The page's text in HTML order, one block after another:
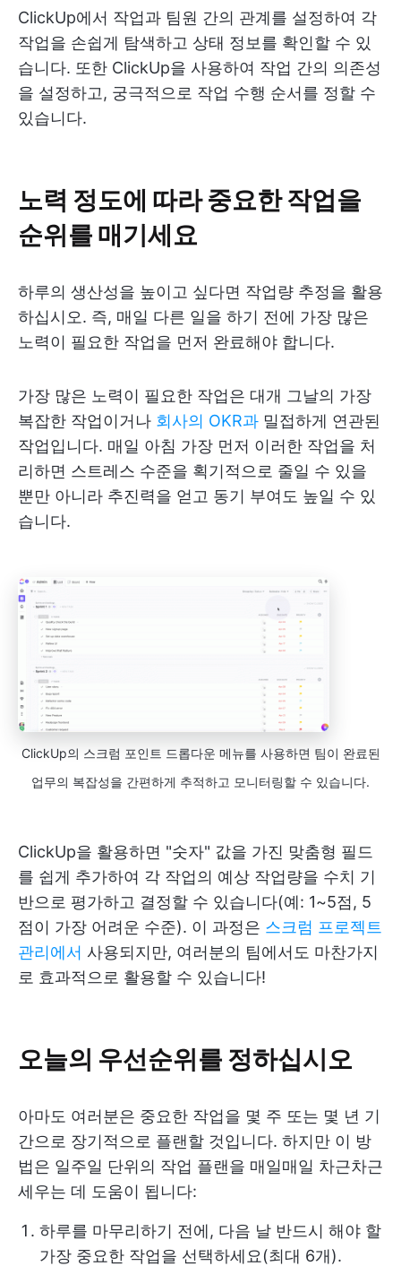
ClickUp에서 작업과 팀원 간의 관계를 설정하여 각
작업을 손쉽게 탐색하고 상태 정보를 확인할 수 있
습니다. 또한 ClickUp을 사용하여 작업 간의 의존성
을 설정하고, 궁극적으로 작업 수행 순서를 정할 수
있습니다.
노력 정도에 따라 중요한 작업을
순위를 매기세요
하루의 생산성을 높이고 싶다면 작업량 추정을 활용
하십시오. 즉, 매일 다른 일을 하기 전에 가장 많은
노력이 필요한 작업을 먼저 완료해야 합니다.
가장 많은 노력이 필요한 작업은 대개 그날의 가장
복잡한 작업이거나 회사의 OKR과 밀접하게 연관된
작업입니다. 매일 아침 가장 먼저 이러한 작업을 처
리하면 스트레스 수준을 획기적으로 줄일 수 있을
뿐만 아니라 추진력을 얻고 동기 부여도 높일 수 있
습니다.
ClickUp의 스크럼 포인트 드롭다운 메뉴를 사용하면 팀이 완료된
업무의 복잡성을 간편하게 추적하고 모니터링할 수 있습니다.
ClickUp을 활용하면 "숫자" 값을 가진 맞춤형 필드
를 쉽게 추가하여 각 작업의 예상 작업량을 수치 기
반으로 평가하고 결정할 수 있습니다(예: 1~5점, 5
점이 가장 어려운 수준). 이 과정은 스크럼 프로젝트
관리에서 사용되지만, 여러분의 팀에서도 마찬가지
로 효과적으로 활용할 수 있습니다!
오늘의 우선순위를 정하십시오
아마도 여러분은 중요한 작업을 몇 주 또는 몇 년 기
간으로 장기적으로 플랜할 것입니다. 하지만 이 방
법은 일주일 단위의 작업 플랜을 매일매일 차근차근
세우는 데 도움이 됩니다:
하루를 마무리하기 전에, 다음 날 반드시 해야 할
가장 중요한 작업을 선택하세요(최대 6개).